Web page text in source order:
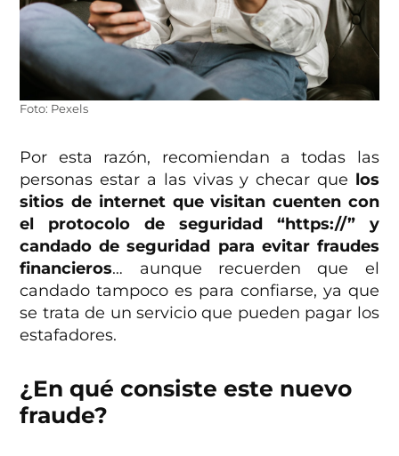
Foto: Pexels
Por esta razón, recomiendan a todas las
personas estar a las vivas y checar que los
sitios de internet que visitan cuenten con
el protocolo de seguridad “https://” y
candado de seguridad para evitar fraudes
financieros… aunque recuerden que el
candado tampoco es para confiarse, ya que
se trata de un servicio que pueden pagar los
estafadores.
¿En qué consiste este nuevo
fraude?